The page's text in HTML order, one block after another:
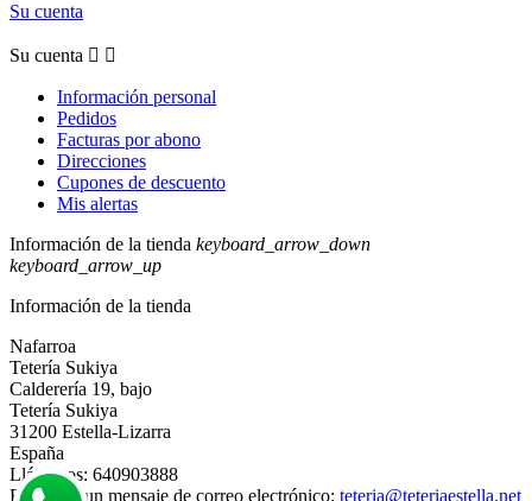
Su cuenta
Su cuenta  
Información personal
Pedidos
Facturas por abono
Direcciones
Cupones de descuento
Mis alertas
Información de la tienda keyboard_arrow_down
keyboard_arrow_up
Información de la tienda
Nafarroa
Tetería Sukiya
Calderería 19, bajo
Tetería Sukiya
31200 Estella-Lizarra
España
Llámenos: 640903888
Envíenos un mensaje de correo electrónico: teteria@teteriaestella.net